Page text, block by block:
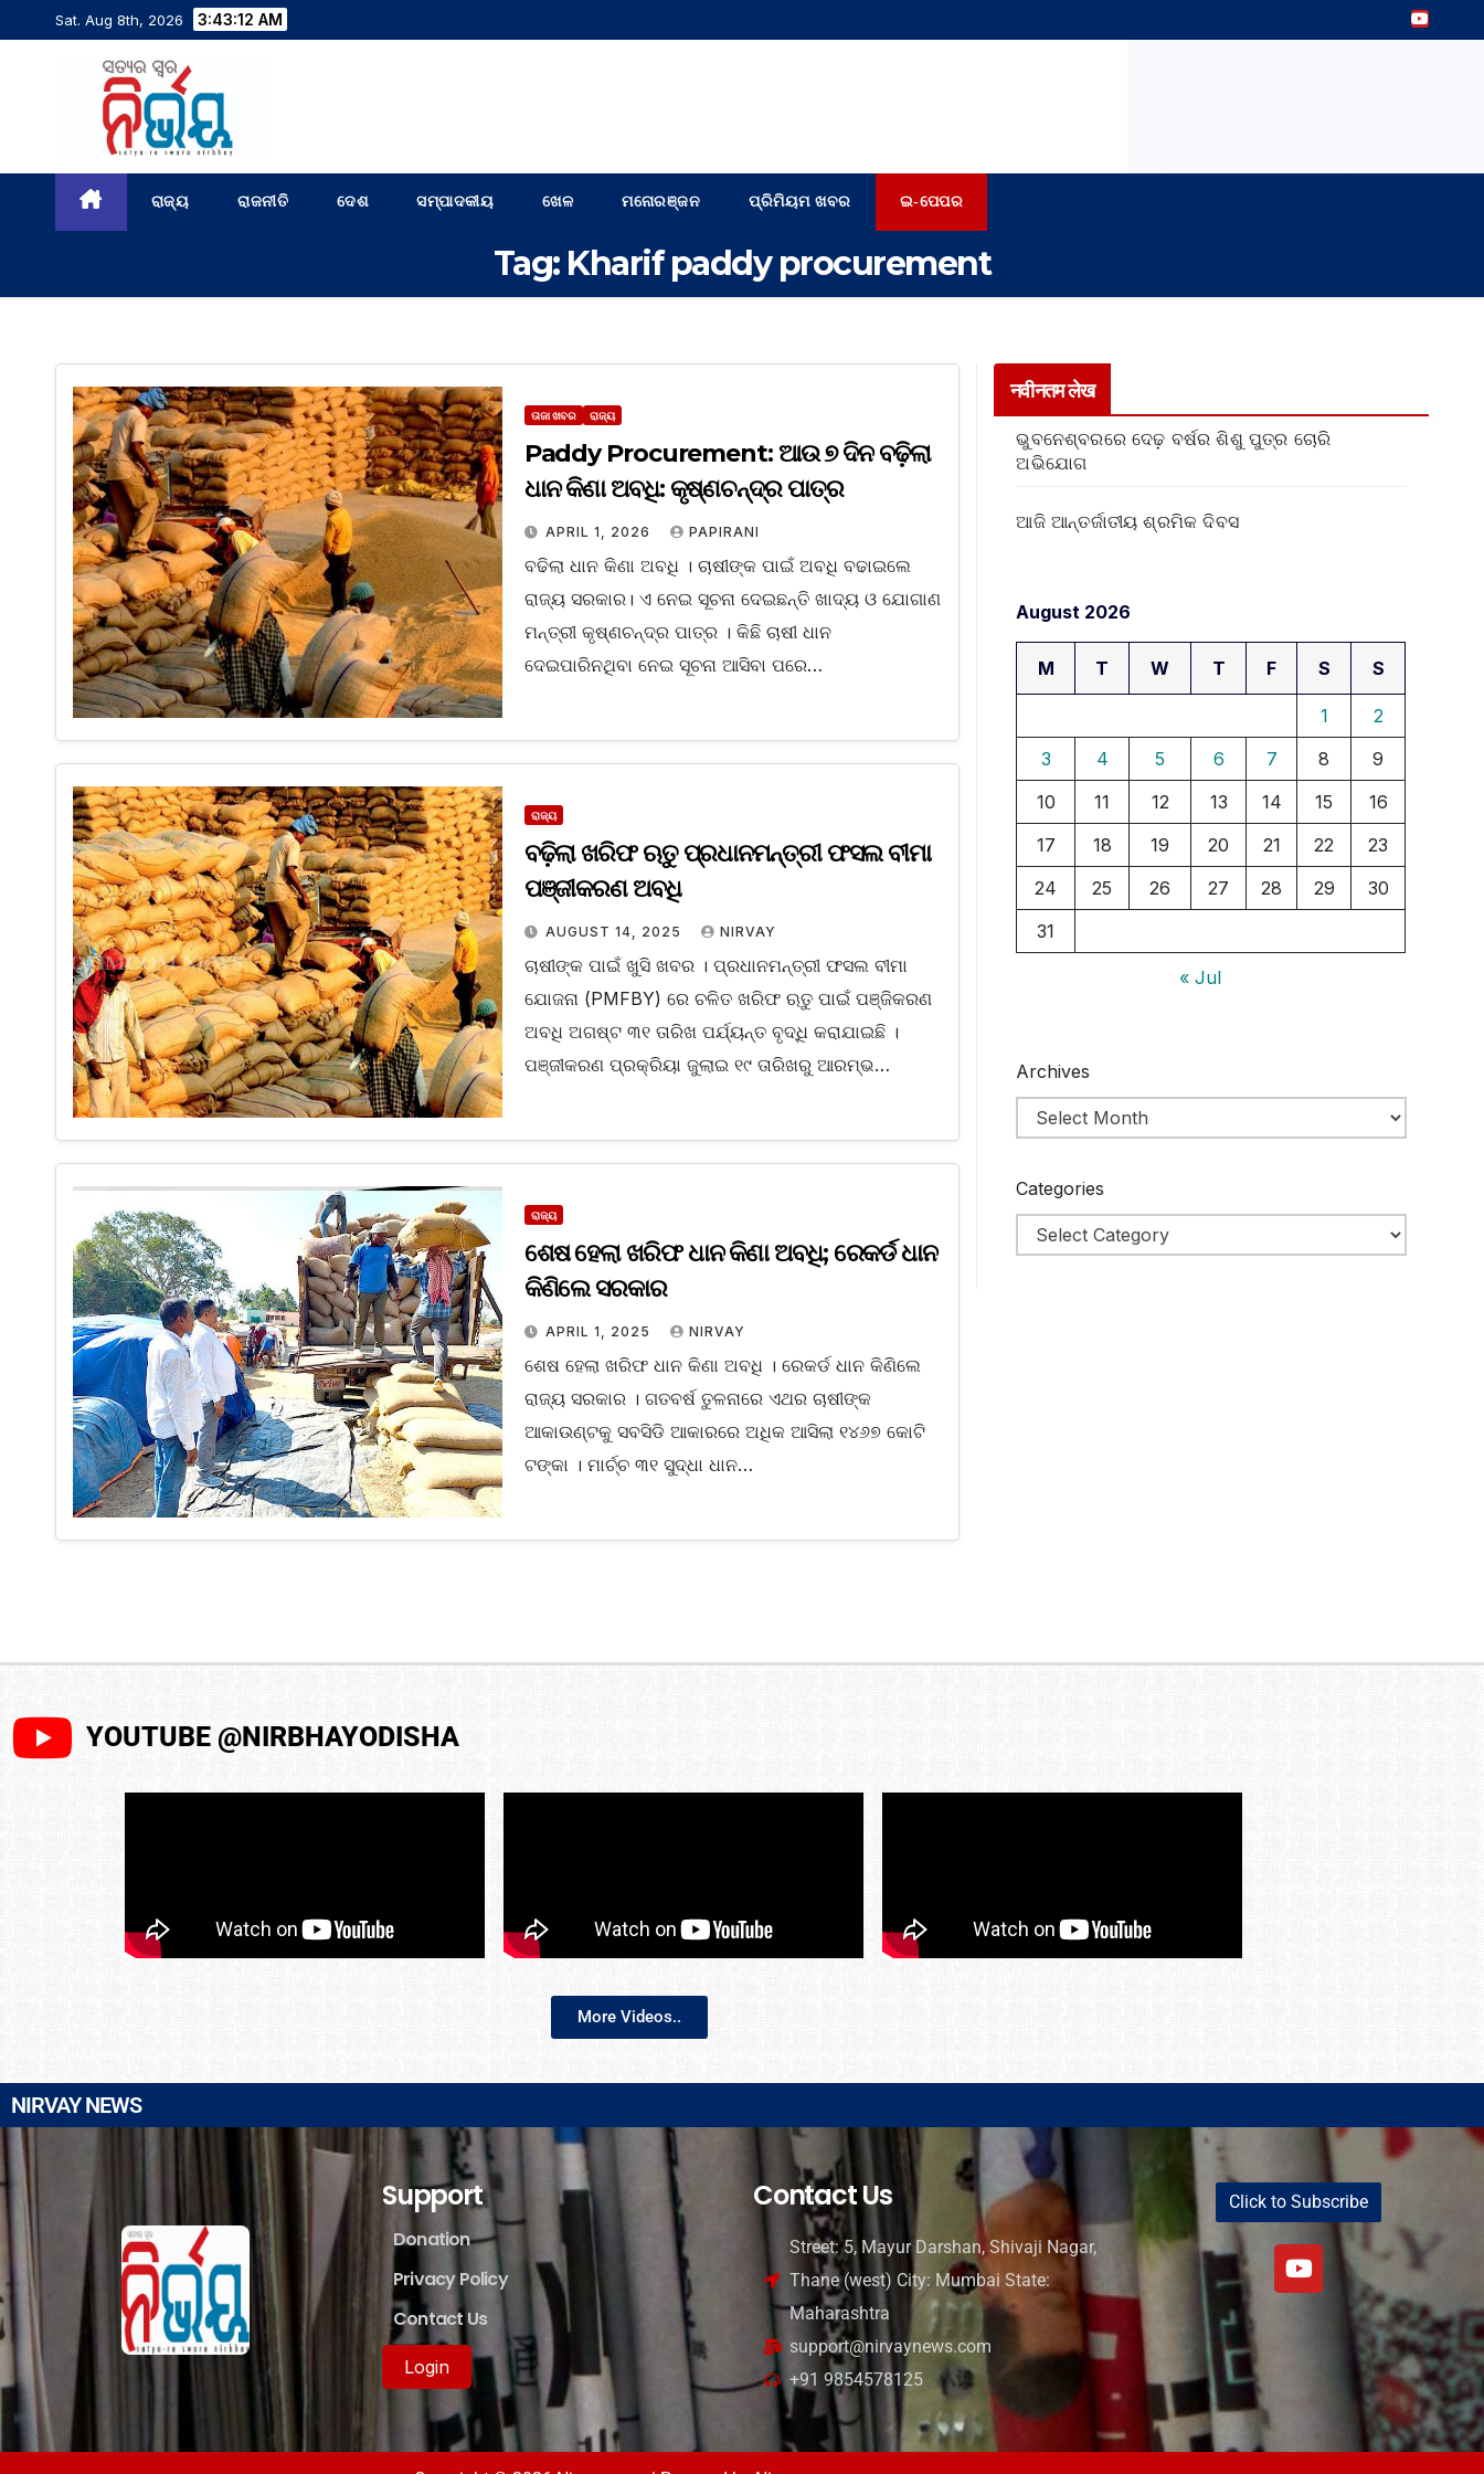
Sat. Aug 8th, 2026 3:43:13 AM
ରାଜ୍ୟ ରାଜନୀତି ଦେଶ ସମ୍ପାଦକୀୟ ଖେଳ ମନୋରଞ୍ଜନ ପ୍ରିମିୟମ ଖବର ଇ-ପେପର
Tag: Kharif paddy procurement
ତାଜା ଖବର ରାଜ୍ୟ
Paddy Procurement: ଆଉ ୭ ଦିନ ବଢ଼ିଲା
ଧାନ କିଣା ଅବଧି: କୃଷ୍ଣଚନ୍ଦ୍ର ପାତ୍ର
APRIL 1, 2026 PAPIRANI
ବଢିଲା ଧାନ କିଣା ଅବଧି । ଚାଷୀଙ୍କ ପାଇଁ ଅବଧି ବଢାଇଲେ
ରାଜ୍ୟ ସରକାର। ଏ ନେଇ ସୂଚନା ଦେଇଛନ୍ତି ଖାଦ୍ୟ ଓ ଯୋଗାଣ
ମନ୍ତ୍ରୀ କୃଷ୍ଣଚନ୍ଦ୍ର ପାତ୍ର । କିଛି ଚାଷୀ ଧାନ
ଦେଇପାରିନଥିବା ନେଇ ସୂଚନା ଆସିବା ପରେ…
ରାଜ୍ୟ
ବଢ଼ିଲା ଖରିଫ ଋତୁ ପ୍ରଧାନମନ୍ତ୍ରୀ ଫସଲ ବୀମା
ପଞ୍ଜୀକରଣ ଅବଧି
AUGUST 14, 2025 NIRVAY
ଚାଷୀଙ୍କ ପାଇଁ ଖୁସି ଖବର । ପ୍ରଧାନମନ୍ତ୍ରୀ ଫସଲ ବୀମା
ଯୋଜନା (PMFBY) ରେ ଚଳିତ ଖରିଫ ଋତୁ ପାଇଁ ପଞ୍ଜିକରଣ
ଅବଧି ଅଗଷ୍ଟ ୩୧ ତାରିଖ ପର୍ଯ୍ୟନ୍ତ ବୃଦ୍ଧି କରାଯାଇଛି ।
ପଞ୍ଜୀକରଣ ପ୍ରକ୍ରିୟା ଜୁଲାଇ ୧୯ ତାରିଖରୁ ଆରମ୍ଭ…
ରାଜ୍ୟ
ଶେଷ ହେଲା ଖରିଫ ଧାନ କିଣା ଅବଧି; ରେକର୍ଡ ଧାନ
କିଣିଲେ ସରକାର
APRIL 1, 2025 NIRVAY
ଶେଷ ହେଲା ଖରିଫ ଧାନ କିଣା ଅବଧି । ରେକର୍ଡ ଧାନ କିଣିଲେ
ରାଜ୍ୟ ସରକାର । ଗତବର୍ଷ ତୁଳନାରେ ଏଥର ଚାଷୀଙ୍କ
ଆକାଉଣ୍ଟକୁ ସବସିଡି ଆକାରରେ ଅଧିକ ଆସିଲା ୧୪୬୭ କୋଟି
ଟଙ୍କା । ମାର୍ଚ୍ଚ ୩୧ ସୁଦ୍ଧା ଧାନ…
नवीनतम लेख
ଭୁବନେଶ୍ବରରେ ଦେଢ଼ ବର୍ଷର ଶିଶୁ ପୁତ୍ର ଚୋରି
ଅଭିଯୋଗ
ଆଜି ଆନ୍ତର୍ଜାତୀୟ ଶ୍ରମିକ ଦିବସ
August 2026
M T W T F S S
1
2
3
4 5 6 7 8
9
10
11 12 13 14 15
16
17
18 19 20 21 22
23
24
25 26 27 28 29
30
31
« Jul
Archives
Categories
YOUTUBE @NIRBHAYODISHA
More Videos..
NIRVAY NEWS
Support
Donation
Privacy Policy
Contact Us
Login
Contact Us
Street: 5, Mayur Darshan, Shivaji Nagar,
Thane (west) City: Mumbai State:
Maharashtra
support@nirvaynews.com
+91 9854578125
Click to Subscribe